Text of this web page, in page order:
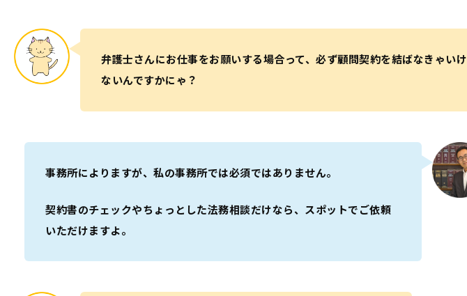
弁護士さんにお仕事をお願いする場合って、必ず顧問契約を結ばなきゃいけ
ないんですかにゃ？
事務所によりますが、私の事務所では必須ではありません。
契約書のチェックやちょっとした法務相談だけなら、スポットでご依頼
いただけますよ。